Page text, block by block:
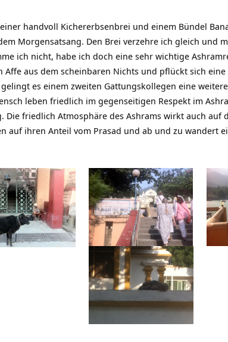
handvoll Kichererbsenbrei und einem Bündel
Morgensatsang. Den Brei verzehre ich gleich und
ich nicht, habe ich doch eine sehr wichtige
aus dem scheinbaren Nichts und pflückt sich eine
es einem zweiten Gattungskollegen eine
leben friedlich im gegenseitigen Respekt im
friedlich Atmosphäre des Ashrams wirkt auch auf
auf ihren Anteil vom Prasad und ab und zu wandert